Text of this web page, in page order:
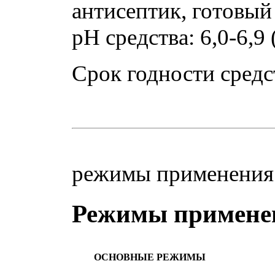
антисептик,
pH средства: 6,0-6,9
Срок годности
режимы
Режимы
ОСНОВНЫЕ РЕЖИМЫ